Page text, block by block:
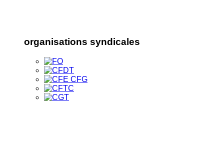
organisations syndicales